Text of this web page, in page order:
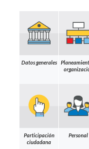
Datos generales
Participación
ciudadana
Personal